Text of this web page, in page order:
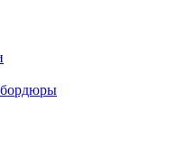
бордюры